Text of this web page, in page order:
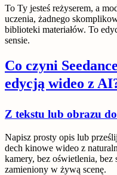
To Ty jesteś reżyserem, a
uczenia, żadnego
biblioteki materiałów. To
sensie.
Co czyni
edycją wideo z
Z tekstu lub obrazu
Napisz prosty opis lub
dech kinowe wideo z
kamery, bez oświetlenia,
zamieniony w żywą scenę.